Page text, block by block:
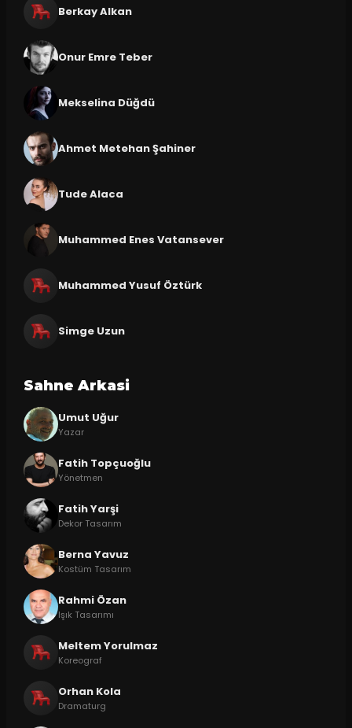
Berkay Alkan
Onur Emre Teber
Mekselina Düğdü
Ahmet Metehan Şahiner
Tude Alaca
Muhammed Enes Vatansever
Muhammed Yusuf Öztürk
Simge Uzun
Sahne Arkasi
Umut Uğur
Yazar
Fatih Topçuoğlu
Yönetmen
Fatih Yarşi
Dekor Tasarım
Berna Yavuz
Kostüm Tasarım
Rahmi Özan
Işık Tasarımı
Meltem Yorulmaz
Koreograf
Orhan Kola
Dramaturg